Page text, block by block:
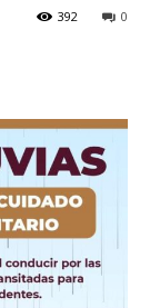
0
392